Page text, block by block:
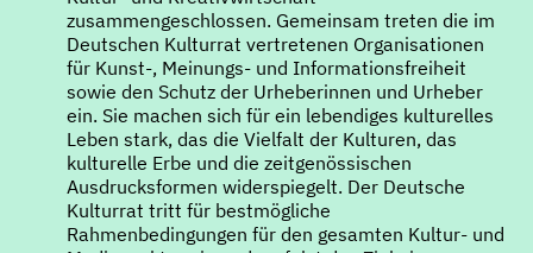
zusammengeschlossen. Gemeinsam treten die im
Deutschen Kulturrat vertretenen Organisationen
für Kunst-, Meinungs- und Informationsfreiheit
sowie den Schutz der Urheberinnen und Urheber
ein. Sie machen sich für ein lebendiges kulturelles
Leben stark, das die Vielfalt der Kulturen, das
kulturelle Erbe und die zeitgenössischen
Ausdrucksformen widerspiegelt. Der Deutsche
Kulturrat tritt für bestmögliche
Rahmenbedingungen für den gesamten Kultur- und